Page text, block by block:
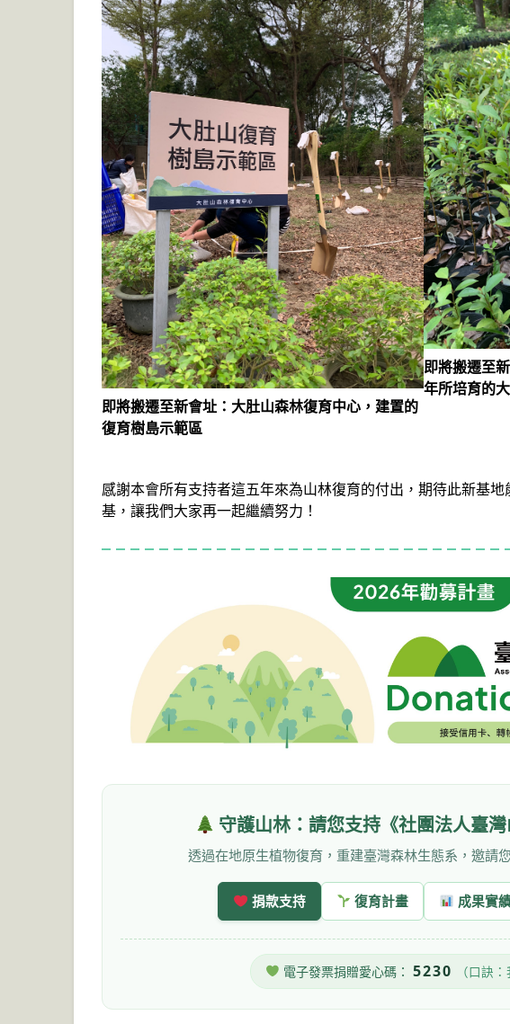
即將搬遷至新會址：大肚山森林復育中心，建置的
復育樹島示範區
即將搬遷至
年所培育的
感謝本會所有支持者這五年來為山林復育的付出，期待此新基
基，讓我們大家再一起繼續努力！
守護山林：請您支持《社團法人臺灣
透過在地原生植物復育，重建臺灣森林生態系，邀請
捐款支持 復育計畫 成果實
電子發票捐贈愛心碼： 5230 （口訣